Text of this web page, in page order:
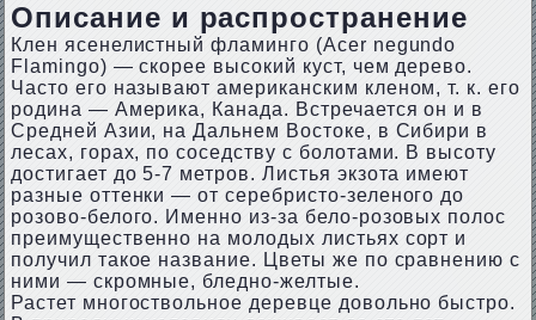
Описание и распространение
Клен ясенелистный фламинго (Acer negundo
Flamingo) — скорее высокий куст, чем дерево.
Часто его называют американским кленом, т. к. его
родина — Америка, Канада. Встречается он и в
Средней Азии, на Дальнем Востоке, в Сибири в
лесах, горах, по соседству с болотами. В высоту
достигает до 5-7 метров. Листья экзота имеют
разные оттенки — от серебристо-зеленого до
розово-белого. Именно из-за бело-розовых полос
преимущественно на молодых листьях сорт и
получил такое название. Цветы же по сравнению с
ними — скромные, бледно-желтые.
Растет многоствольное деревце довольно быстро.